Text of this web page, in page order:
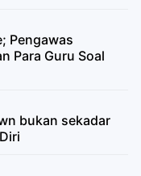
Pengawas
Para Guru Soal
bukan sekadar